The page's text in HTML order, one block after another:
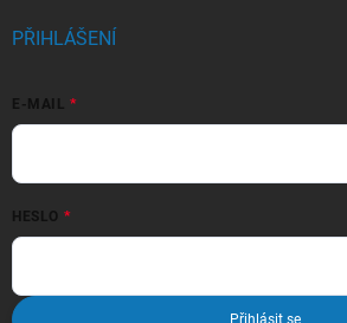
PŘIHLÁŠENÍ
E-MAIL
HESLO